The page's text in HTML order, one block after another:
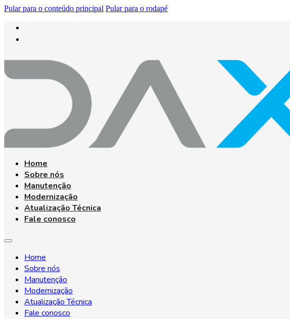
Pular para o conteúdo principal Pular para o rodapé
Home
Sobre nós
Manutenção
Modernização
Atualização Técnica
Fale conosco
Home
Sobre nós
Manutenção
Modernização
Atualização Técnica
Fale conosco